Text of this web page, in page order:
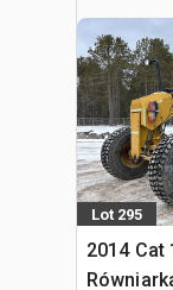
Lot 295
2014 Cat